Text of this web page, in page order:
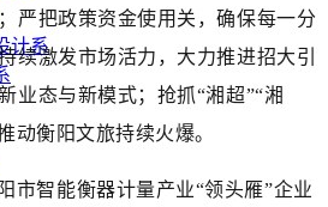
计系
严把政策资金使用关，确保每一分
续激发市场活力，大力推进招大引
业态与新模式；抢抓“湘超”“湘
动衡阳文旅持续火爆。
市智能衡器计量产业“领头雁”企业